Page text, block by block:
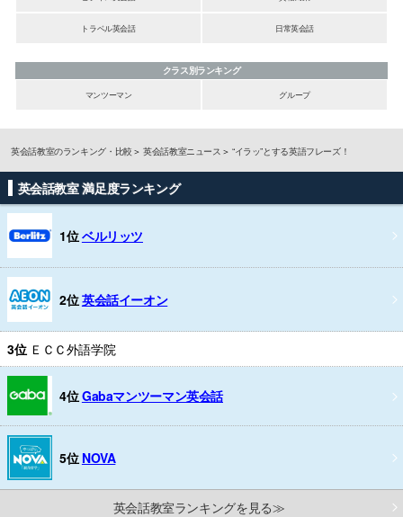
トラベル英会話 日常英会話
クラス別ランキング
マンツーマン
グループ
英会話教室のランキング・比較 英会話教室ニュース “イラッ”とする英語フレーズ！
英会話教室 満足度ランキング
1位ベルリッツ
2位英会話イーオン
3位 ＥＣＣ外語学院
4位Gabaマンツーマン英会話
5位 NOVA
英会話教室ランキングを見る≫